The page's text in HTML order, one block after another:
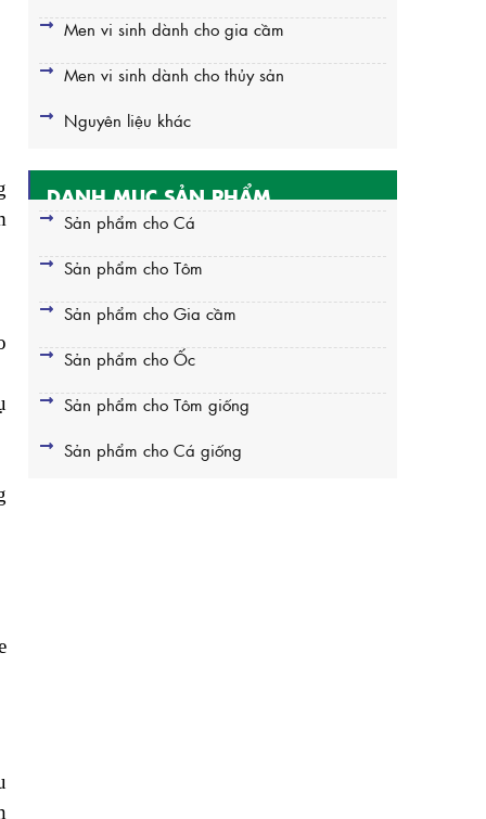
Men vi sinh dành cho gia cầm
Men vi sinh dành cho thủy sản
Nguyên liệu khác
DANH MỤC SẢN PHẨM
Sản phẩm cho Cá
Sản phẩm cho Tôm
Sản phẩm cho Gia cầm
Sản phẩm cho Ốc
Sản phẩm cho Tôm giống
Sản phẩm cho Cá giống